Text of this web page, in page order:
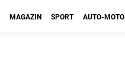
MAGAZIN SPORT AUTO-MOTO